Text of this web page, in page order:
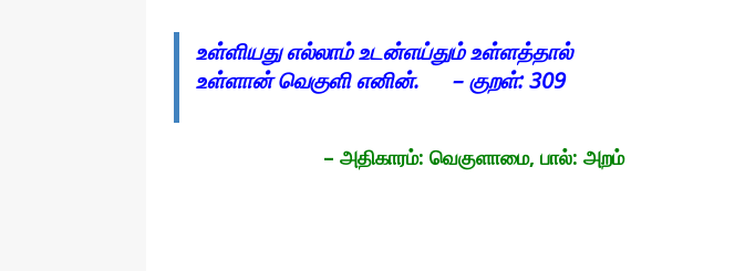
உள்ளியது எல்லாம் உடன்எய்தும் உள்ளத்தால்
உள்ளான் வெகுளி எனின். – குறள்: 309
– அதிகாரம்: வெகுளாமை, பால்: அறம்